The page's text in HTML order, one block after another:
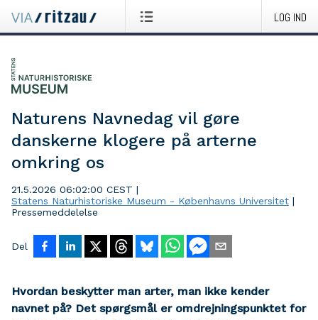
LOG IND
Naturens Navnedag vil gøre
danskerne klogere på arterne
omkring os
21.5.2026 06:02:00 CEST |
Statens Naturhistoriske Museum - Københavns Universitet |
Pressemeddelelse
Del
Hvordan beskytter man arter, man ikke kender
navnet på? Det spørgsmål er omdrejningspunktet for